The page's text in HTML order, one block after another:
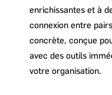
enrichissantes et à
connexion entre
concrète, conçue
avec des outils
votre organisation.